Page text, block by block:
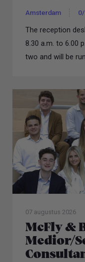
Amsterdam
The reception
8.30 a.m. to 6.00
two and will be
07 augustus 2026
McFly &
Medior/